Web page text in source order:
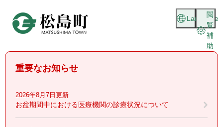
頭
閲
覧
補
助
Language
重要なお知らせ
2026年8月7日更新
お盆期間中における医療機関の診療状況について